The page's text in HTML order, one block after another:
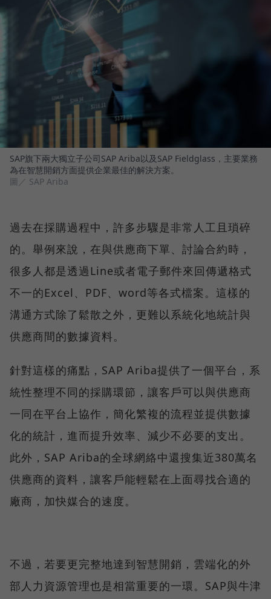
SAP旗下兩大獨立子公司SAP Ariba以及SAP Fieldglass，主要業務
為在智慧開銷方面提供企業最佳的解決方案。
圖／ SAP Ariba
過去在採購過程中，許多步驟是非常人工且瑣碎
的。舉例來說，在與供應商下單、討論合約時，
很多人都是透過Line或者電子郵件來回傳遞格式
不一的Excel、PDF、word等各式檔案。這樣的
溝通方式除了鬆散之外，更難以系統化地統計與
供應商間的數據資料。
針對這樣的痛點，SAP Ariba提供了一個平台，系
統性整理不同的採購環節，讓客戶可以與供應商
一同在平台上協作，簡化繁複的流程並提供數據
化的統計，進而提升效率、減少不必要的支出。
此外，SAP Ariba的全球網絡中還搜集近380萬名
供應商的資料，讓客戶能輕鬆在上面尋找合適的
廠商，加快媒合的速度。
不過，若要更完整地達到智慧開銷，雲端化的外
部人力資源管理也是相當重要的一環。SAP與牛津